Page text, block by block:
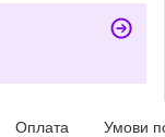
Оплата Умови